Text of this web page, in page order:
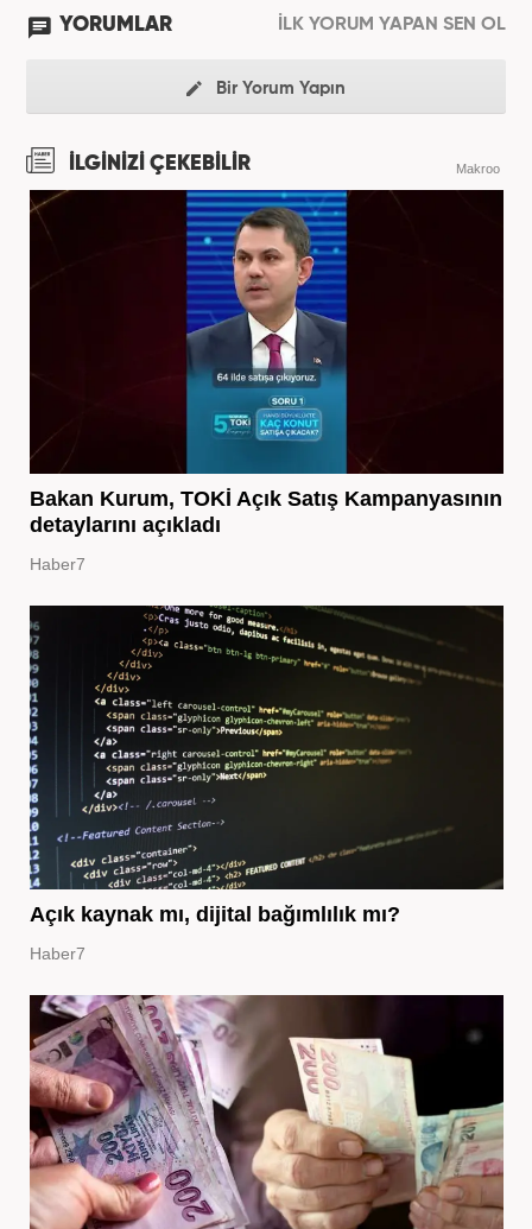
YORUMLAR İLK YORUM YAPAN SEN OL
Bir Yorum Yapın
İLGİNİZİ ÇEKEBİLİR Makroo
Bakan Kurum, TOKİ Açık Satış Kampanyasının
detaylarını açıkladı
Haber7
Açık kaynak mı, dijital bağımlılık mı?
Haber7